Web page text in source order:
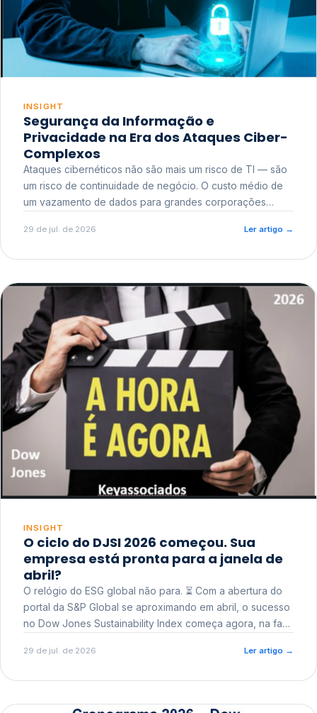
INSIGHT
Segurança da Informação e
Privacidade na Era dos Ataques Ciber-
Complexos
Ataques cibernéticos não são mais um risco de TI — são
um risco de continuidade de negócio. O custo médio de
um vazamento de dados para grandes corporações
reputacional e o risco regulatório junto a órgãos como a
29 de jul. de 2026 Ler artigo →
INSIGHT
O ciclo do DJSI 2026 começou. Sua
empresa está pronta para a janela de
abril?
O relógio do ESG global não para. ⏳ Com a abertura do
portal da S&P Global se aproximando em abril, o sucesso
no Dow Jones Sustainability Index começa agora, na fase
29 de jul. de 2026 Ler artigo →